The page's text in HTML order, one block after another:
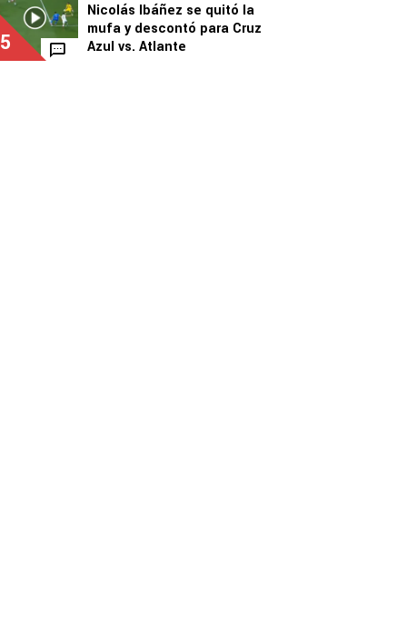
5
Nicolás Ibáñez se quitó la
mufa y descontó para Cruz
Azul vs. Atlante